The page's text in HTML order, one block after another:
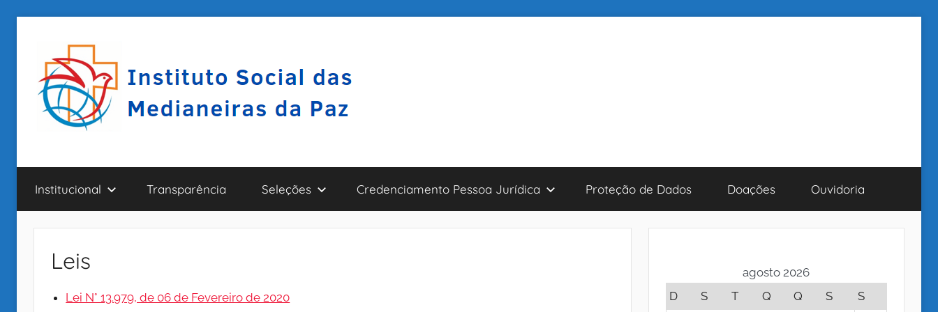
conteúdo
I
S
r
a
Institucional Transparência Seleções Credenciamento Pessoa Jurídica Proteção de Dados Doações Ouvidoria
Leis
Lei N° 13.979, de 06 de Fevereiro de 2020
agosto 2026
D
S T Q Q S
S